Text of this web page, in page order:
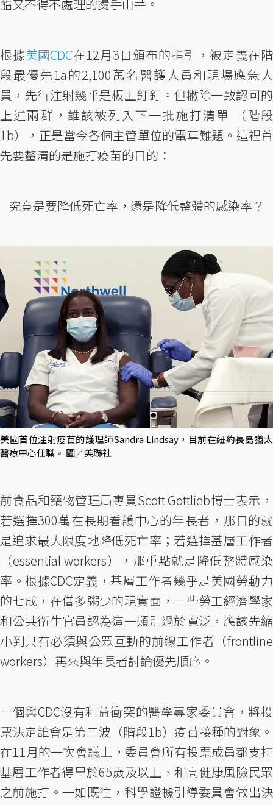
酷又不得不處理的燙手山芋。
根據美國CDC在12月3日頒布的指引，被定義在階
段最優先1a的2,100萬名醫護人員和現場應急人
員，先行注射幾乎是板上釘釘。但撇除一致認可的
上述兩群，誰該被列入下一批施打清單 （階段
1b），正是當今各個主管單位的電車難題。這裡首
先要釐清的是施打疫苗的目的：
究竟是要降低死亡率，還是降低整體的感染率？
美國首位注射疫苗的護理師Sandra Lindsay，目前在紐約長島猶太
醫療中心任職。 圖／美聯社
前食品和藥物管理局專員Scott Gottlieb博士表示，
若選擇300萬在長期看護中心的年長者，那目的就
是追求最大限度地降低死亡率；若選擇基層工作者
（essential workers），那重點就是降低整體感染
率。根據CDC定義，基層工作者幾乎是美國勞動力
的七成，在僧多粥少的現實面，一些勞工經濟學家
和公共衛生官員認為這一類別過於寬泛，應該先縮
小到只有必須與公眾互動的前線工作者（frontline
workers）再來與年長者討論優先順序。
一個與CDC沒有利益衝突的醫學專家委員會，將投
票決定誰會是第二波（階段1b）疫苗接種的對象。
在11月的一次會議上，委員會所有投票成員都支持
基層工作者得早於65歲及以上、和高健康風險民眾
之前施打。一如既往，科學證據引導委員會做出決